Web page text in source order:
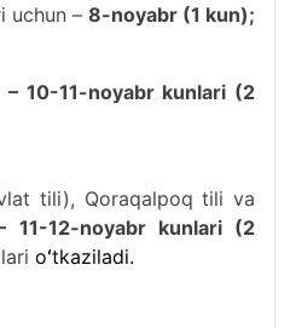
uchun – 8-noyabr (1 kun);
– 10-11-noyabr kunlari (2
tili), Qoraqalpoq tili va
11-12-noyabr kunlari (2
oʻtkaziladi.